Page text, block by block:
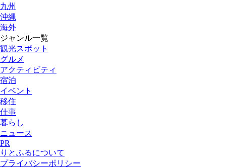
九州
沖縄
海外
ジャンル一覧
観光スポット
グルメ
アクティビティ
宿泊
イベント
移住
仕事
暮らし
ニュース
PR
りとふるについて
プライバシーポリシー